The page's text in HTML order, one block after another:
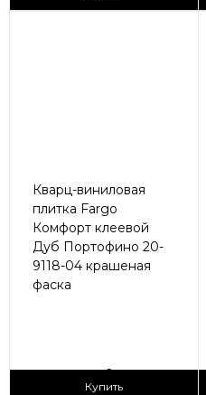
Кварц-виниловая
плитка Fargo
Комфорт клеевой
Дуб Портофино 20-
9118-04 крашеная
фаска
2
Купить